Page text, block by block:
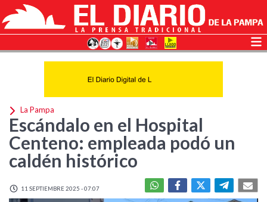
La Pampa
Escándalo en el Hospital
Centeno: empleada podó un
caldén histórico
11 SEPTIEMBRE 2025 - 07:07